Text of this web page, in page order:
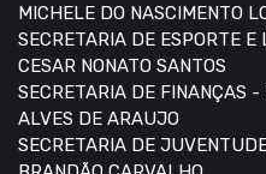
MICHELE DO NASCIMENTO
SECRETARIA DE ESPORTE
CESAR NONATO SANTOS
SECRETARIA DE FINANÇAS
ALVES DE ARAUJO
SECRETARIA DE